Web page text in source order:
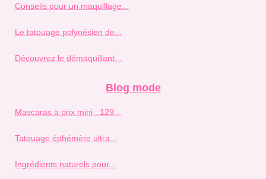
Conseils pour un maquillage...
Le tatouage polynésien de...
Découvrez le démaquillant...
Blog mode
Mascaras à prix mini : 129...
Tatouage éphémère ultra...
Ingrédients naturels pour...